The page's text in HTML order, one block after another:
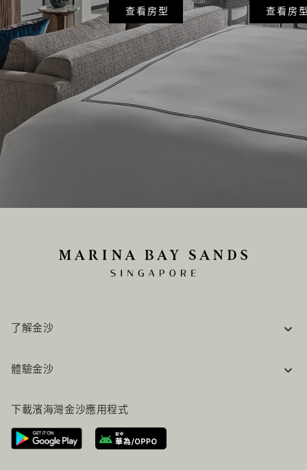
查看房型 查看房
了解金沙
工作機會
聯絡我們
體驗金沙
行程規劃
路線指引
服務設施
下載濱海灣金沙應用程式